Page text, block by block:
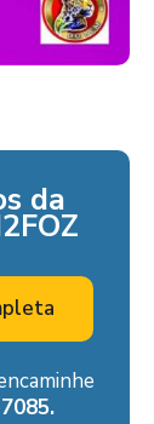
da